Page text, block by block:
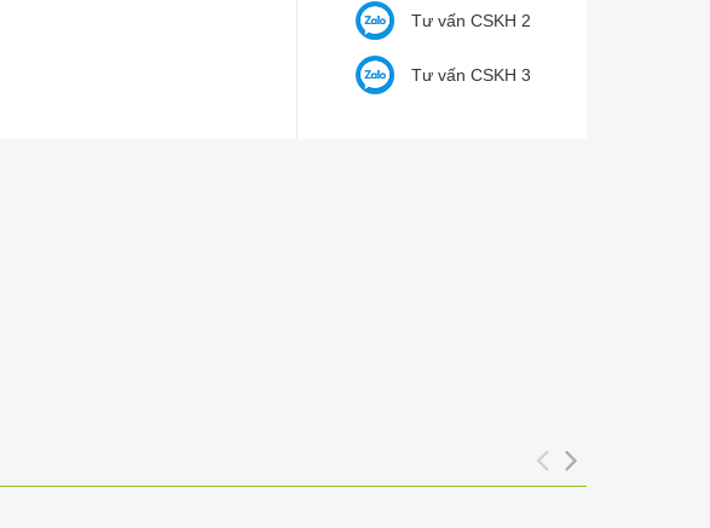
Tư vấn CSKH 2
Tư vấn CSKH 3